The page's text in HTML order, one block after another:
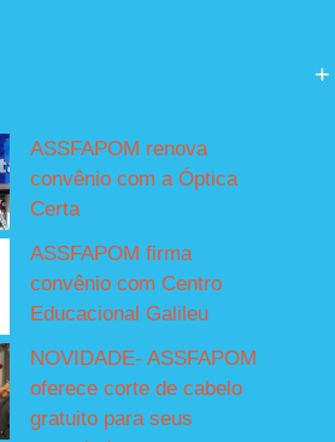
ASSFAPOM renova
convênio com a Óptica
Certa
ASSFAPOM firma
convênio com Centro
Educacional Galileu
NOVIDADE- ASSFAPOM
oferece corte de cabelo
gratuito para seus